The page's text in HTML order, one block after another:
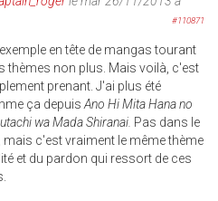
#110871
en tête de mangas tourant
thèmes non plus. Mais voilà, c'est
prenant. J'ai plus été
ça depuis Ano Hi Mita Hana no
wa Mada Shiranai. Pas dans le
mais c'est vraiment le même thème
et du pardon qui ressort de ces